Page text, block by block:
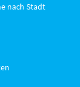
nach Stadt